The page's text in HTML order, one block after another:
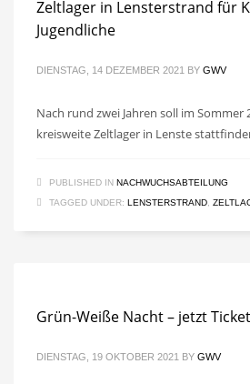
Zeltlager in Lensterstrand für
Jugendliche
DIENSTAG, 14 DEZEMBER 2021 BY GWV
Nach rund zwei Jahren soll im Sommer
kreisweite Zeltlager in Lenste
PUBLISHED IN NACHWUCHSABTEILUNG
TAGGED UNDER: LENSTERSTRAND
Grün-Weiße Nacht – jetzt
DIENSTAG, 19 OKTOBER 2021 BY GWV